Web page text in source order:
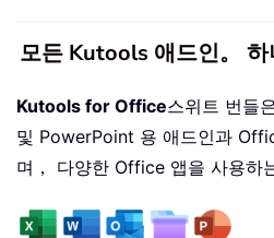
모든 Kutools 애드인。
Kutools for Office스위트 번들
및 PowerPoint 용 애드인과
며， 다양한 Office 앱을 사용하